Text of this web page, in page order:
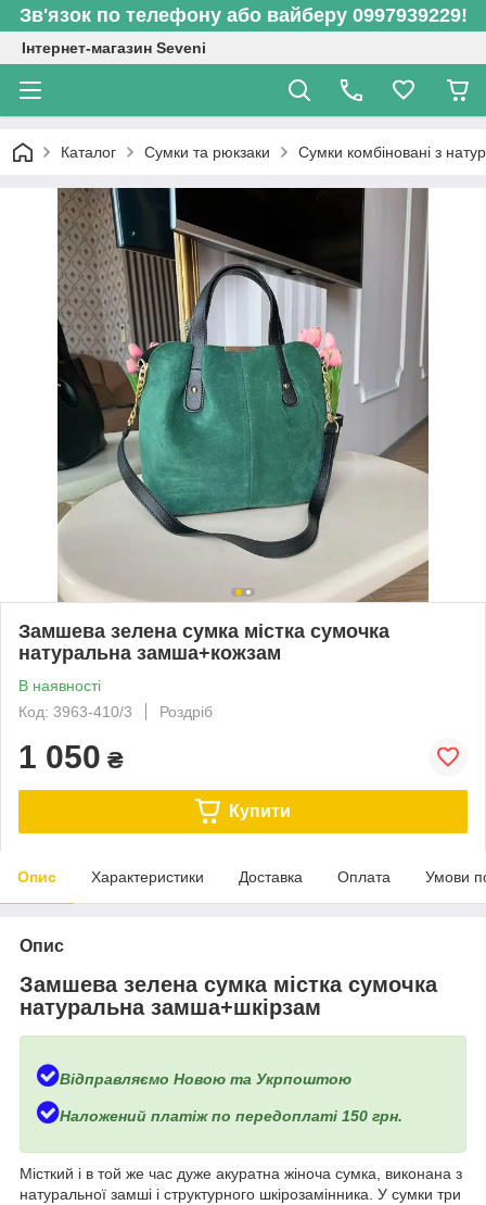
Зв'язок по телефону або вайберу 0997939229!
Інтернет-магазин Seveni
Каталог Сумки та рюкзаки Сумки комбіновані з
Замшева зелена сумка містка сумочка
натуральна замша+кожзам
В наявності
Код: 3963-410/3
Роздріб
1 050 ₴
Купити
Опис Характеристики Доставка Оплата Умови
Опис
Замшева зелена сумка містка сумочка
натуральна замша+шкірзам
Відправляємо Новою та Укрпоштою
Наложений платіж по передоплаті 150 грн.
Місткий і в той же час дуже акуратна жіноча сумка, виконана з
натуральної замші і структурного шкірозамінника. У сумки три